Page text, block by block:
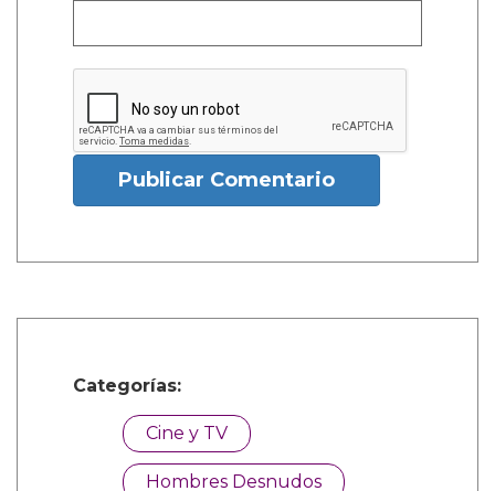
Publicar Comentario
Categorías:
Cine y TV
Hombres Desnudos